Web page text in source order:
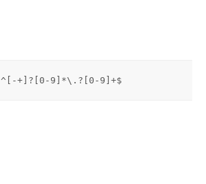
^[-+]?[0-9]*\.?[0-9]+$